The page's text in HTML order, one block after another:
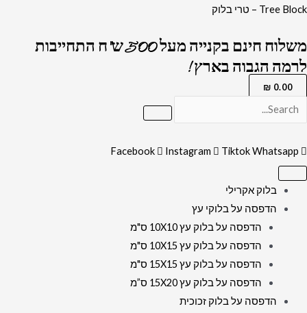
דילוג
Tree Block – טרי בלוק
משלוח חינם בקנייה מעל 500 ש"ח התחייבות
לרמה הגבוה בארץ !
0.00
₪
Facebook Instagram TiktokWhatsapp
בלוק אקרילי
הדפסה על בלוקי עץ
הדפסה על בלוק עץ 10X10 ס"מ
הדפסה על בלוק עץ 10X15 ס"מ
הדפסה על בלוק עץ 15X15 ס"מ
הדפסה על בלוק עץ 15X20 ס”מ
הדפסה על בלוק זכוכית
כמות
2049
-
ציור
מנגן
על
קנבס
זכוכית
מחוסמת